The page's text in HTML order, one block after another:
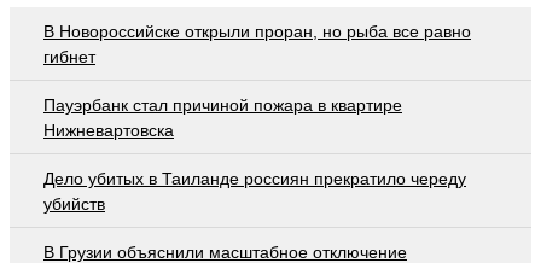
В Новороссийске открыли проран, но рыба все равно
гибнет
Пауэрбанк стал причиной пожара в квартире
Нижневартовска
Дело убитых в Таиланде россиян прекратило череду
убийств
В Грузии объяснили масштабное отключение